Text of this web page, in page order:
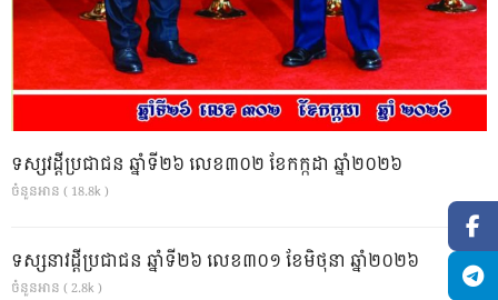
ទស្សវដ្តីប្រជាជន ឆ្នាំទី២៦ លេខ៣០២ ខែកក្កដា ឆ្នាំ២០២៦
ចំនួនអាន ( 18.8k )
ទស្សនាវដ្ដីប្រជាជន ឆ្នាំទី២៦ លេខ៣០១ ខែមិថុនា ឆ្នាំ២០២៦
ចំនួនអាន ( 2.8k )